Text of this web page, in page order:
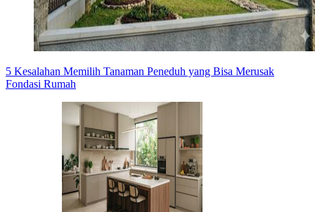
5 Kesalahan Memilih Tanaman Peneduh yang Bisa Merusak
Fondasi Rumah